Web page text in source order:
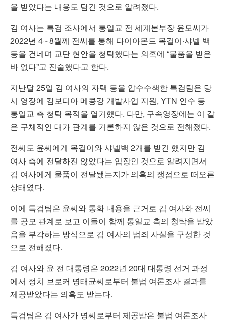
을 받았다는 내용도 담긴 것으로 알려졌다.
김 여사는 특검 조사에서 통일교 전 세계본부장 윤모씨가
2022년 4∼8월께 전씨를 통해 다이아몬드 목걸이·샤넬 백
등을 건네며 교단 현안을 청탁했다는 의혹에 “물품을 받은
바 없다”고 진술했다고 한다.
지난달 25일 김 여사의 자택 등을 압수수색한 특검팀은 당
시 영장에 캄보디아 메콩강 개발사업 지원, YTN 인수 등
통일교 측 청탁 목적을 열거했다. 다만, 구속영장에는 이 같
은 구체적인 대가 관계를 거론하지 않은 것으로 전해졌다.
전씨도 윤씨에게 목걸이와 샤넬백 2개를 받긴 했지만 김
여사 측에 전달하진 않았다는 입장인 것으로 알려지면서
김 여사에게 물품이 전달됐는지가 의혹의 쟁점으로 떠오른
상태였다.
이에 특검팀은 윤씨와 통화 내용을 근거로 김 여사와 전씨
를 공모 관계로 보고 이들이 함께 통일교 측의 청탁을 받았
음을 부각하는 방식으로 김 여사의 범죄 사실을 구성한 것
으로 전해졌다.
김 여사와 윤 전 대통령은 2022년 20대 대통령 선거 과정
에서 정치 브로커 명태균씨로부터 불법 여론조사 결과를
제공받았다는 의혹도 받는다.
특검팀은 김 여사가 명씨로부터 제공받은 불법 여론조사